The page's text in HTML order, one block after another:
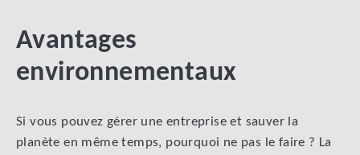
Avantages
environnementaux
Si vous pouvez gérer une entreprise et sauver la
planète en même temps, pourquoi ne pas le faire ? La